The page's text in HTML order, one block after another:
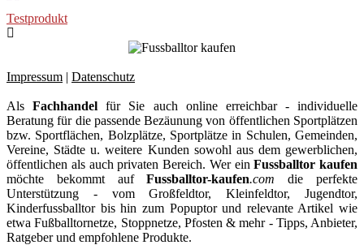
Testprodukt
Impressum | Datenschutz
AlsFachhandel für Sie auch online erreichbar - individuelle
Beratung für die passende Bezäunung von öffentlichen Sportplätzen
bzw. Sportflächen, Bolzplätze, Sportplätze in Schulen, Gemeinden,
Vereine, Städte u. weitere Kunden sowohl aus dem gewerblichen,
öffentlichen als auch privaten Bereich. Wer einFussballtor kaufen
möchte bekommt aufFussballtor-kaufen.com die perfekte
Unterstützung - vom Großfeldtor, Kleinfeldtor, Jugendtor,
Kinderfussballtor bis hin zum Popuptor und relevante Artikel wie
etwa Fußballtornetze, Stoppnetze, Pfosten & mehr - Tipps, Anbieter,
Ratgeber und empfohlene Produkte.